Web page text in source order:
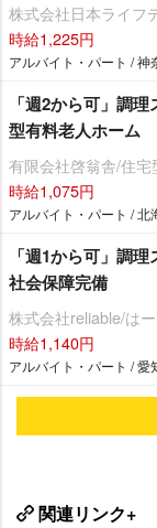
株式会社日本ライフ
時給1,225円
アルバイト・パート / 神
「週2から可」調
型有料老人ホーム
有限会社啓翁舎/住
時給1,075円
アルバイト・パート / 北
「週1から可」調
社会保障完備
株式会社reliable/は
時給1,140円
アルバイト・パート / 愛
関連リンク+